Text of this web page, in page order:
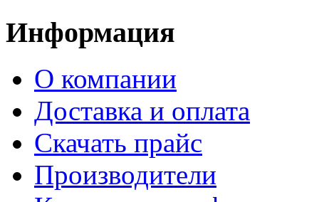
Информация
О компании
Доставка и оплата
Cкачать прайс
Производители